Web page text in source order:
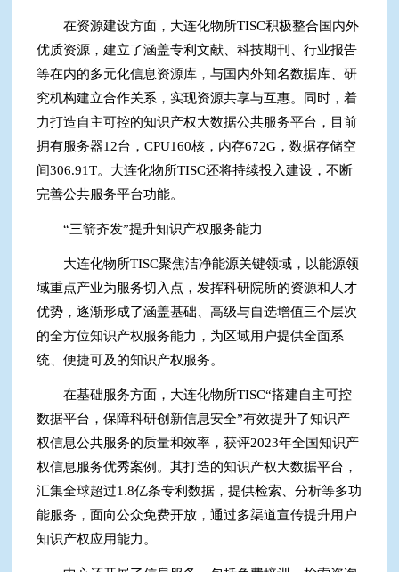
在资源建设方面，大连化物所TISC积极整合国内外
优质资源，建立了涵盖专利文献、科技期刊、行业报告
等在内的多元化信息资源库，与国内外知名数据库、研
究机构建立合作关系，实现资源共享与互惠。同时，着
力打造自主可控的知识产权大数据公共服务平台，目前
拥有服务器12台，CPU160核，内存672G，数据存储空
间306.91T。大连化物所TISC还将持续投入建设，不断
完善公共服务平台功能。
“三箭齐发”提升知识产权服务能力
大连化物所TISC聚焦洁净能源关键领域，以能源领
域重点产业为服务切入点，发挥科研院所的资源和人才
优势，逐渐形成了涵盖基础、高级与自选增值三个层次
的全方位知识产权服务能力，为区域用户提供全面系
统、便捷可及的知识产权服务。
在基础服务方面，大连化物所TISC“搭建自主可控
数据平台，保障科研创新信息安全”有效提升了知识产
权信息公共服务的质量和效率，获评2023年全国知识产
权信息服务优秀案例。其打造的知识产权大数据平台，
汇集全球超过1.8亿条专利数据，提供检索、分析等多功
能服务，面向公众免费开放，通过多渠道宣传提升用户
知识产权应用能力。